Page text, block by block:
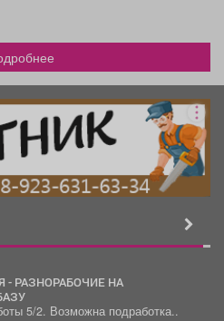
5/2. Возможна подработка..